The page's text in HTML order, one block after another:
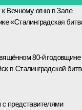
к Вечному огню в Зале
«Сталинградская
80-й годовщине
в Сталинградской
представителями